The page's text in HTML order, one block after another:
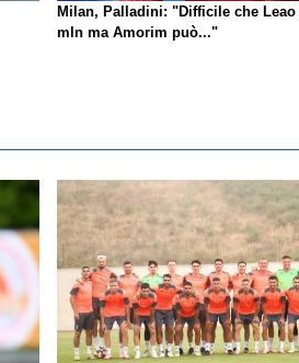
Milan, Palladini: "Difficile che Leao
mln ma Amorim può..."